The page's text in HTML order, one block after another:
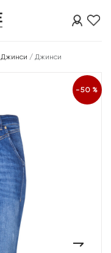
Джинси /Джинси
-50%